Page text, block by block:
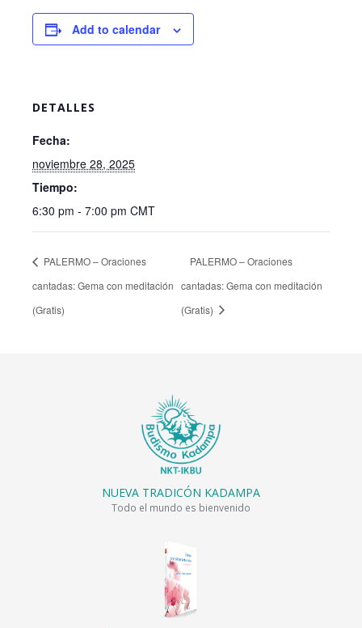
Add to calendar
DETALLES
Fecha:
noviembre 28, 2025
Tiempo:
6:30 pm - 7:00 pm CMT
PALERMO – Oraciones
cantadas: Gema con meditación
(Gratis)
PALERMO – Oraciones
cantadas: Gema con meditación
(Gratis)
NUEVA TRADICÓN KADAMPA
Todo el mundo es bienvenido